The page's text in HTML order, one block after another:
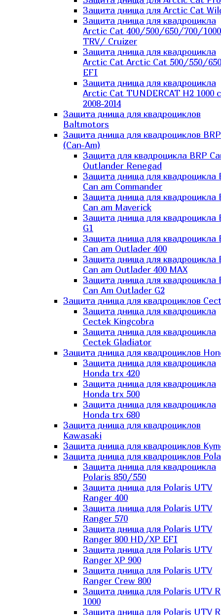
Защита днища для Arctic Cat
Защита днища для квадроцикла
Arctic Cat 400/500/650/700/1000
TRV/ Cruizer
Защита днища для квадроцикла
Arctic Cat Arctic Cat 500/550/
EFI
Защита днища для квадроцикла
Arctic Cat TUNDERCAT H2 1000 c
2008-2014
Защита днища для квадроциклов
Baltmotors
Защита днища для квадроциклов BRP
(Can-Am)
Защита для квадроцикла BRP
Outlander Renegad
Защита днища для квадроцикла
Can am Commander
Защита днища для квадроцикла
Can am Maverick
Защита днища для квадроцикла
G1
Защита днища для квадроцикла
Can am Outlader 400
Защита днища для квадроцикла
Can am Outlader 400 MAX
Защита днища для квадроцикла
Can Аm Outlader G2
Защита днища для квадроциклов
Защита днища для квадроцикла
Cectek Kingcobra
Защита днища для квадроцикла
Cectek Gladiator
Защита днища для квадроциклов
Защита днища для квадроцикла
Honda trx 420
Защита днища для квадроцикла
Honda trx 500
Защита днища для квадроцикла
Honda trx 680
Защита днища для квадроциклов
Kawasaki
Защита днища для квадроциклов
Защита днища для квадроциклов
Защита днища для квадроцикла
Polaris 850/550
Защита днища для Polaris UTV
Ranger 400
Защита днища для Polaris UTV
Ranger 570
Защита днища для Polaris UTV
Ranger 800 HD/XP EFI
Защита днища для Polaris UTV
Ranger XP 900
Защита днища для Polaris UTV
Ranger Сrew 800
Защита днища для Polaris UTV
1000
Защита днища для Polaris UTV